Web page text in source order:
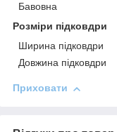
Бавовна
Розміри підковдри
Ширина підковдри
Довжина підковдри
Приховати